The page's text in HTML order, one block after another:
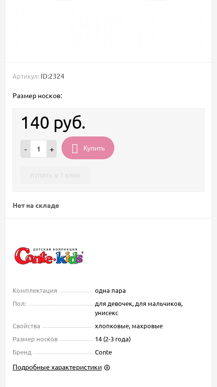
Артикул: ID:2324
Размер носков:
140 руб.
- + Купить
Нет на складе
Комплектация
одна пара
Пол:
для девочек, для мальчиков,
унисекс
Свойства
хлопковые, махровые
Размер носков
14 (2-3 года)
Бренд
Conte
Подробные характеристики